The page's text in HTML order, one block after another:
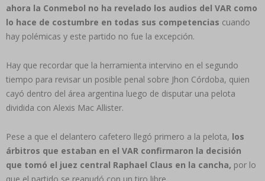
ahora la Conmebol no ha revelado los audios del VAR como
lo hace de costumbre en todas sus competencias cuando
hay polémicas y este partido no fue la excepción.
Hay que recordar que la herramienta intervino en el segundo
tiempo para revisar un posible penal sobre Jhon Córdoba, quien
cayó dentro del área argentina luego de disputar una pelota
dividida con Alexis Mac Allister.
Pese a que el delantero cafetero llegó primero a la pelota, los
árbitros que estaban en el VAR confirmaron la decisión
que tomó el juez central Raphael Claus en la cancha, por lo